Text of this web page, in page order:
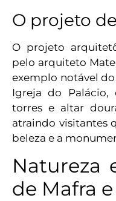
O projeto
O projeto
pelo arquiteto
exemplo notável
Igreja do Palácio,
torres e altar
atraindo visitantes
beleza e a
Natureza
de Mafra